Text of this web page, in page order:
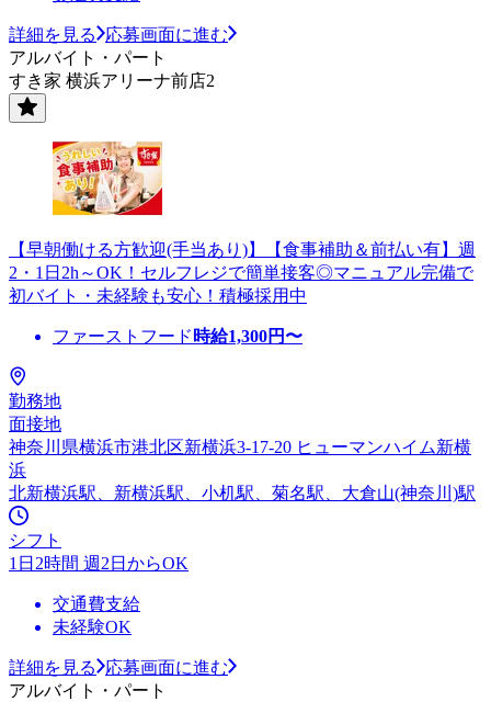
詳細を見る
応募画面に進む
アルバイト・パート
すき家 横浜アリーナ前店2
【早朝働ける方歓迎(手当あり)】【食事補助＆前払い有】週
2・1日2h～OK！セルフレジで簡単接客◎マニュアル完備で
初バイト・未経験も安心！積極採用中
ファーストフード 時給1,300円〜
勤務地
面接地
神奈川県横浜市港北区新横浜3-17-20 ヒューマンハイム新横
浜
北新横浜駅、新横浜駅、小机駅、菊名駅、大倉山(神奈川)駅
シフト
1日2時間 週2日からOK
交通費支給
未経験OK
詳細を見る
応募画面に進む
アルバイト・パート